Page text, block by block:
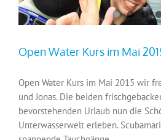
Open Water Kurs im Mai
Open Water Kurs im Mai 2015 wir
und Jonas. Die beiden
bevorstehenden Urlaub nun die
Unterwasserwelt erleben.